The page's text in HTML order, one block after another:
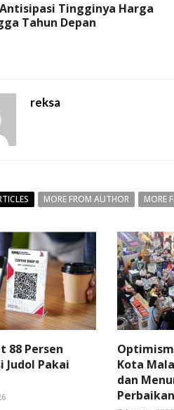
Antisipasi Tingginya Harga
Tahun Depan
reksa
MORE FROM AUTHOR MORE
88 Persen
Judol Pakai
Kota
dan